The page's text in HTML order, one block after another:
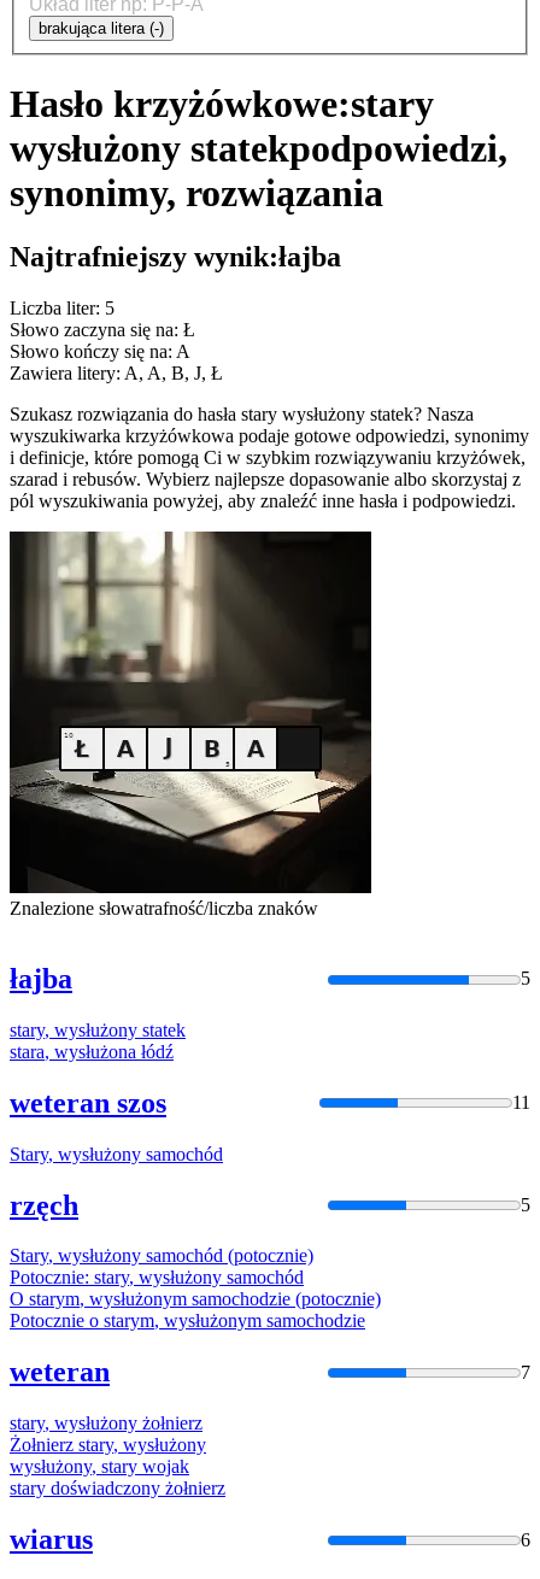
brakująca litera (-)
Hasło krzyżówkowe:stary
wysłużony statekpodpowiedzi,
synonimy, rozwiązania
Najtrafniejszy wynik:łajba
Liczba liter: 5
Słowo zaczyna się na: Ł
Słowo kończy się na: A
Zawiera litery: A, A, B, J, Ł
Szukasz rozwiązania do hasła stary wysłużony statek? Nasza
wyszukiwarka krzyżówkowa podaje gotowe odpowiedzi, synonimy
i definicje, które pomogą Ci w szybkim rozwiązywaniu krzyżówek,
szarad i rebusów. Wybierz najlepsze dopasowanie albo skorzystaj z
pól wyszukiwania powyżej, aby znaleźć inne hasła i podpowiedzi.
Znalezione słowatrafność/liczba znaków
łajba 5
stary, wysłużony statek
stara, wysłużona łódź
weteran szos 11
Stary, wysłużony samochód
rzęch 5
Stary, wysłużony samochód (potocznie)
Potocznie: stary, wysłużony samochód
O starym, wysłużonym samochodzie (potocznie)
Potocznie o starym, wysłużonym samochodzie
weteran 7
stary, wysłużony żołnierz
Żołnierz stary, wysłużony
wysłużony, stary wojak
stary doświadczony żołnierz
wiarus 6